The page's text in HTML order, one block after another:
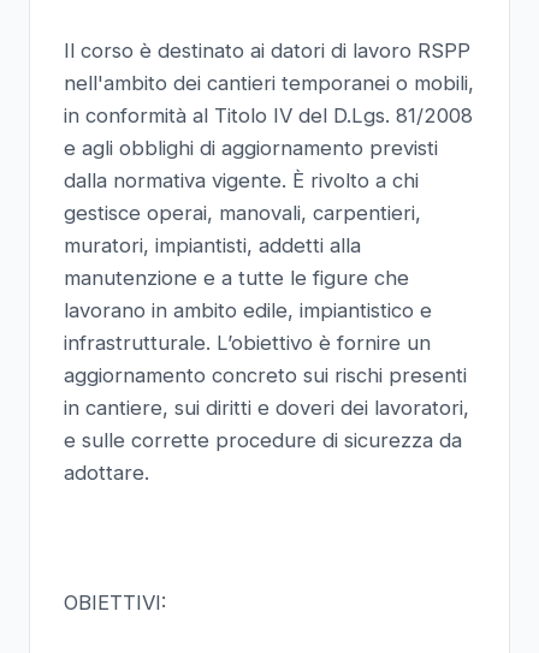
Il corso è destinato ai datori di lavoro RSPP
nell'ambito dei cantieri temporanei o mobili,
in conformità al Titolo IV del D.Lgs. 81/2008
e agli obblighi di aggiornamento previsti
dalla normativa vigente. È rivolto a chi
gestisce operai, manovali, carpentieri,
muratori, impiantisti, addetti alla
manutenzione e a tutte le figure che
lavorano in ambito edile, impiantistico e
infrastrutturale. L’obiettivo è fornire un
aggiornamento concreto sui rischi presenti
in cantiere, sui diritti e doveri dei lavoratori,
e sulle corrette procedure di sicurezza da
adottare.
OBIETTIVI: